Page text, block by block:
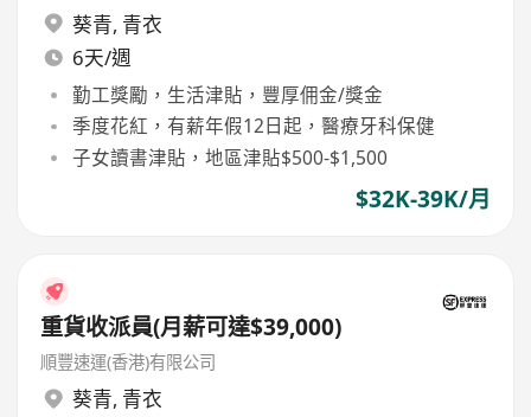
葵青, 青衣
6天/週
勤工獎勵，生活津貼，豐厚佣金/獎金
季度花紅，有薪年假12日起，醫療牙科保健
子女讀書津貼，地區津貼$500-$1,500
$32K-39K/月
重貨收派員(月薪可達$39,000)
順豐速運(香港)有限公司
葵青, 青衣